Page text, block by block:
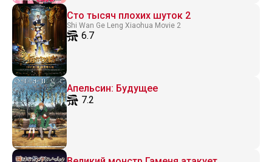
Сто тысяч плохих шуток 2
Shi Wan Ge Leng Xiaohua Movie 2
6.7
Апельсин: Будущее
7.2